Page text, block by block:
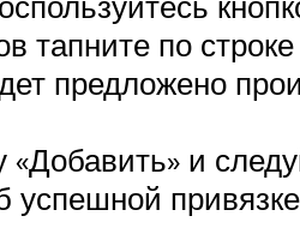
тапните по
предложено
и
успешной